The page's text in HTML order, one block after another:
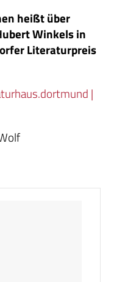
heißt über
Winkels in
Literaturpreis
|